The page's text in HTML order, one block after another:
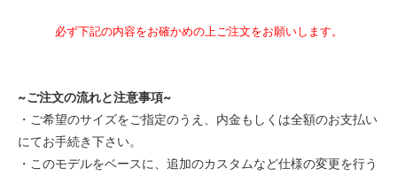
55,000円(税込)
55,000円(税込)
55,000円(税込)
必ず下記の内容をお確かめの上ご注文をお願いします。
~ご注文の流れと注意事項~
・ご希望のサイズをご指定のうえ、内金もしくは全額のお支払い
にてお手続き下さい。
・このモデルをベースに、追加のカスタムなど仕様の変更を行う